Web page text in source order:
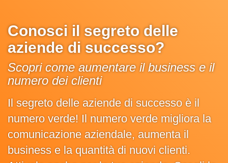
Conosci il segreto delle
aziende di successo?
Scopri come aumentare il business e il
numero dei clienti
Il segreto delle aziende di successo è il
numero verde! Il numero verde migliora la
comunicazione aziendale, aumenta il
business e la quantità di nuovi clienti.